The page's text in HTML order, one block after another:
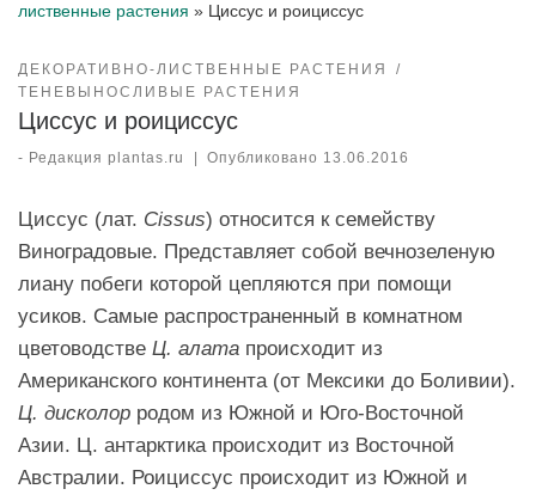
лиственные растения » Циссус и роициссус
ДЕКОРАТИВНО-ЛИСТВЕННЫЕ РАСТЕНИЯ
ТЕНЕВЫНОСЛИВЫЕ РАСТЕНИЯ
Циссус и роициссус
- Редакция plantas.ru | Опубликовано 13.06.2016
Циссус (лат. Cissus) относится к семейству
Виноградовые. Представляет собой вечнозеленую
лиану побеги которой цепляются при помощи
усиков. Самые распространенный в комнатном
цветоводстве Ц. алата происходит из
Американского континента (от Мексики до Боливии).
Ц. дисколор родом из Южной и Юго-Восточной
Азии. Ц. антарктика происходит из Восточной
Австралии. Роициссус происходит из Южной и